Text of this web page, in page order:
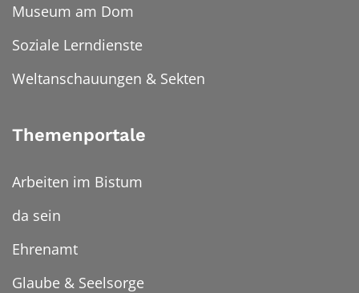
Museum am Dom
Soziale Lerndienste
Weltanschauungen & Sekten
Themenportale
Arbeiten im Bistum
da sein
Ehrenamt
Glaube & Seelsorge